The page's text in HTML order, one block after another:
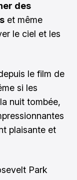
des
et même
le ciel et les
le film de
si les
nuit tombée,
plaisante et
Park